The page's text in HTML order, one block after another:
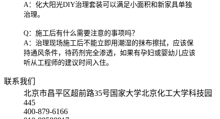
A：化大阳光DIY治理套装可以满足小面积和新家具单独
治理。
Q：施工后有什么需要注意的事项吗？
A：治理现场施工后不能立即用潮湿的抹布擦拭，应该保
持通风条件，待药剂完全渗透，如果有孕妇或婴幼儿应该
听从工程师的建议时间入住。
联系我们
北京市昌平区超前路35号国家大学北京化工大学科技园
445
400-879-6166